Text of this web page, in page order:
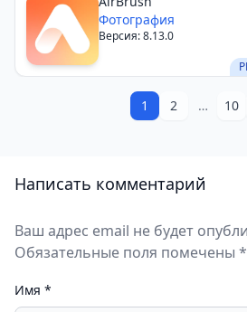
Хотя у приложения есть
такие как длительное время
изображений и ограничения
целом приложение является
для всех, кто хочет добавить
Фотография
Версия: 8.13.0
1 2 … 10
Написать комментарий
Ваш адрес email не будет
Обязательные поля помечены *
Имя *